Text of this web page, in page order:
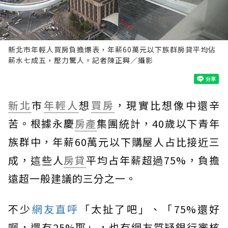
新北市年輕人買房負擔爆表，年薪60萬元以下族群房貸平均佔
薪水七成五，壓力驚人。記者陳正興／攝影
新北市 年輕人想 買房 ，現實比想像中還辛
苦。根據永慶房產集團統計，40歲以下青年
族群中，年薪60萬元以下購屋人占比接近三
成，這些人房貸平均占年薪超過75%，負擔
遠超一般建議的三分之一。
不少網友直呼 「太扯了吧」、「75%還好